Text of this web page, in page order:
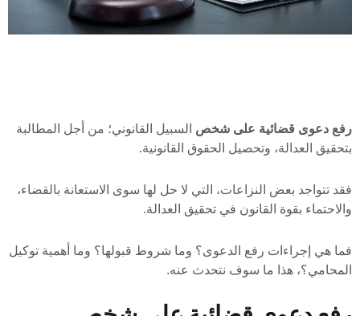
رفع دعوى قضائية على شخص السبيل القانوني؛ من أجل المطالبة
بتحقيق العدالة، وتحصيل الحقوق القانونية.
فقد تتواجد بعض النزاعات، التي لا حل لها سوى الاستعانة بالقضاء،
والاحتماء بقوة القانون في تحقيق العدالة.
فما هي إجراءات رفع الدعوى؟ وما شروط قبولها؟ وما أهمية توكيل
المحامي؟، هذا ما سوف نتحدث عنه.